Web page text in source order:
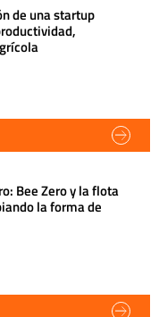
de una startup
Bee Zero y la flota
la forma de